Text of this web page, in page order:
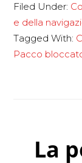
Filed Under:
e della
Tagged With:
Pacco
La